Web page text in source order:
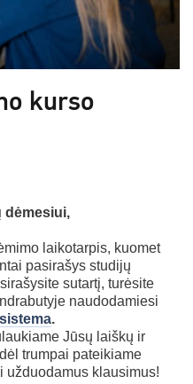
kurso
dėmesiui,
laikotarpis, kuomet
pasirašys studijų
sutartį, turėsite
naudodamiesi
.
Jūsų laiškų ir
trumpai pateikiame
užduodamus klausimus!